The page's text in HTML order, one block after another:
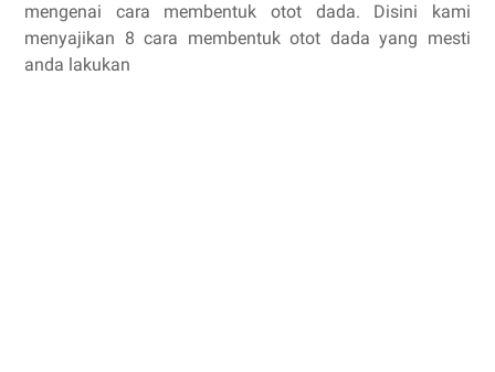
mengenai cara membentuk otot dada. Disini kami
menyajikan 8 cara membentuk otot dada yang mesti
anda lakukan